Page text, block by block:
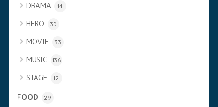
DRAMA 14
HERO 30
MOVIE 33
MUSIC 136
STAGE 12
FOOD 29